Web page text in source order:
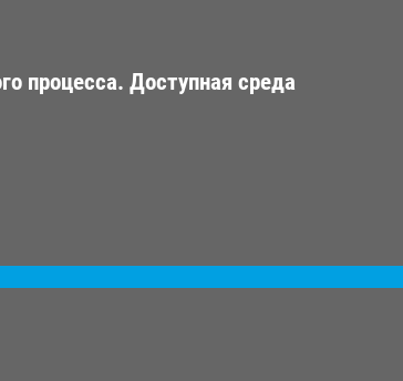
процесса. Доступная среда